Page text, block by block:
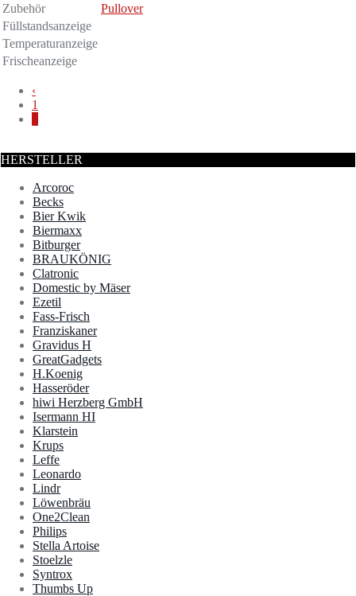
Zubehör
Pullover
Füllstandsanzeige
Temperaturanzeige
Frischeanzeige
‹
1
HERSTELLER
Arcoroc
Becks
Bier Kwik
Biermaxx
Bitburger
BRAUKÖNIG
Clatronic
Domestic by Mäser
Ezetil
Fass-Frisch
Franziskaner
Gravidus H
GreatGadgets
H.Koenig
Hasseröder
hiwi Herzberg GmbH
Isermann HI
Klarstein
Krups
Leffe
Leonardo
Lindr
Löwenbräu
One2Clean
Philips
Stella Artoise
Stoelzle
Syntrox
Thumbs Up